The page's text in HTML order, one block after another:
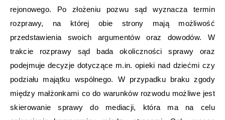
rejonowego. Po złożeniu pozwu sąd wyznacza termin
rozprawy, na której obie strony mają możliwość
przedstawienia swoich argumentów oraz dowodów. W
trakcie rozprawy sąd bada okoliczności sprawy oraz
podejmuje decyzje dotyczące m.in. opieki nad dziećmi czy
podziału majątku wspólnego. W przypadku braku zgody
między małżonkami co do warunków rozwodu możliwe jest
skierowanie sprawy do mediacji, która ma na celu